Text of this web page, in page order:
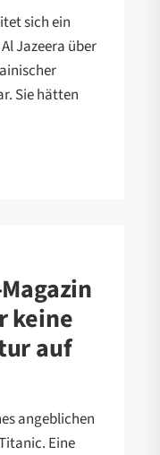
sich ein
Jazeera über
Sie hätten
keine
auf
angeblichen
Eine